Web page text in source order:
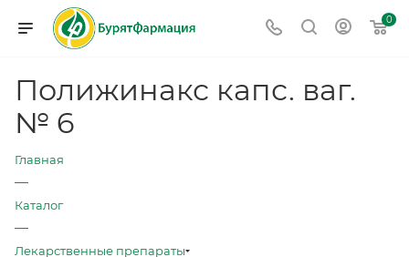
0
Полижинакс капс. ваг.
№ 6
Главная
—
Каталог
—
Лекарственные препараты